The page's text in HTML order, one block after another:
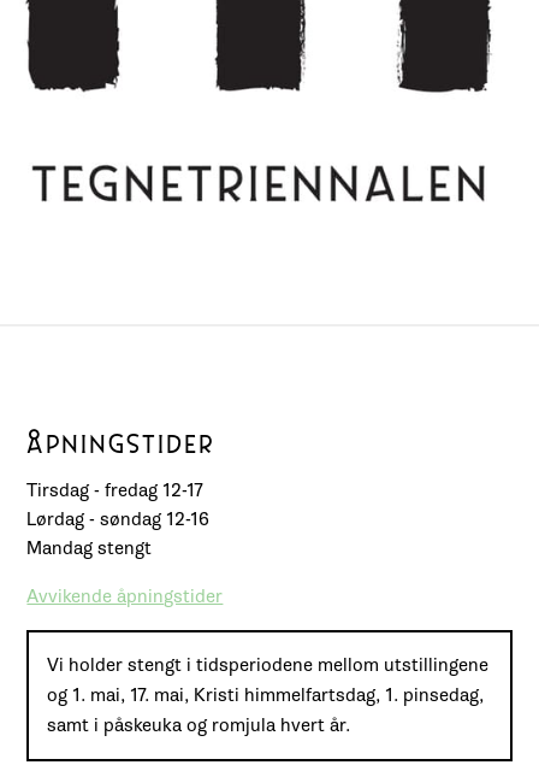
ÅPNINGSTIDER
Tirsdag - fredag 12-17
Lørdag - søndag 12-16
Mandag stengt
Avvikende åpningstider
Vi holder stengt i tidsperiodene mellom utstillingene
og 1. mai, 17. mai, Kristi himmelfartsdag, 1. pinsedag,
samt i påskeuka og romjula hvert år.